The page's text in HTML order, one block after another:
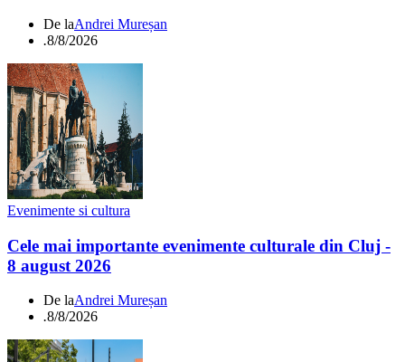
De laAndrei Mureșan
.8/8/2026
Evenimente si cultura
Cele mai importante evenimente culturale din Cluj -
8 august 2026
De laAndrei Mureșan
.8/8/2026